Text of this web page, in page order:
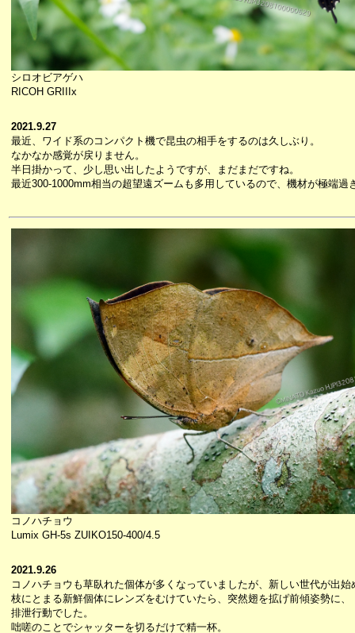
シロオビアゲハ
RICOH GRIIIx
2021.9.27
最近、ワイド系のコンパクト機で昆虫の相手をするのは久しぶり。
なかなか感覚が戻りません。
半日掛かって、少し思い出したようですが、まだまだですね。
最近300-1000mm相当の超望遠ズームも多用しているので、機材が極端過
コノハチョウ
Lumix GH-5s ZUIKO150-400/4.5
2021.9.26
コノハチョウも草臥れた個体が多くなっていましたが、新しい世代が出始
枝にとまる新鮮個体にレンズをむけていたら、突然翅を拡げ前傾姿勢に、
排泄行動でした。
咄嗟のことでシャッターを切るだけで精一杯。